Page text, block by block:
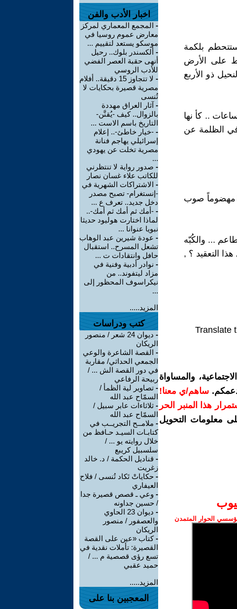
بلكمة
على الأرض
ذو الأربع
.. كأ نها
الظلمة عن
مهضوماً صوب
... والكُبّه
التعقيد ؟ ,
Translate
والمساواة
ساهم/ي معنا!
هذا المنبر الحر
معلومات التحويل
الحوار المتمدن
اخبار الأدب والفن
- المجمع المعماري لمركز
معارض عموم روسيا في
موسكو يستعد لتقييم ...
- ألكسندر بلوك.. رحيل
أنهى حقبة العصر الفضي
للأدب الروسي
-
لا تتجاوز 15 دقيقة.. أفلام
مصرية قصيرة بحكايات لا
تُنسى
- آثار العراق مهددة
بالزوال.. كيف -يُقنَّن-
التاريخ باسم الاست ...
- -خيار خاطئ-.. إعلام
إسرائيلي يهاجم فنانة
مصرية تخلت عن يهودي
...
- صدور رواية لا تنتظرني
للكاتب علاء غسان نصار
- الاشتراكات الشهرية في
-إنستغرام- تصبح مصدر
دخل جديد.. تعرف ع ...
- -أمك ثم أمك ثم أمك-..
لماذا اختارت هوليود حديثا
نبويا عنوانا ...
- عودة شيرين عبد الوهاب
تشعل المسرح.. استقبال
حافل وانتقادات ت ...
- نوادر أدبية وفنية في
مزاد ليتفوند.. من
نيكراسوف المحظور إلى
...
المزيد.....
كتب ودراسات
-
ديوان 24 شعر / منصور
الريكان
- القصة الشاعرة والوعي
الجمعي الحداثي/ مقاربة
في دور القصة الش ... /
ربيحة الرفاعي
- تصاوير لية الظمأ /
السمّاح عبد الله
- ثلاثاءات عابر سبيل /
السمّاح عبد الله
- ملامــح التجريــب في
كتابـات السيـد حـافظ من
خلال روايته يو ... /
سلسبيل كريبع
- قناديل الحكمة / د. خالد
زغريت
- حكاياتْ تَكاد تُنسى / فلاح
العيفاري
- وعي ـ قصص قصيرة جدا
/ حسين جداونه
-
ديوان 23 الحاوي
والعصفور / منصور
الريكان
-كتاب «عين على القصة
القصيرة: تأملات نقدية في
تسع رؤى قصصية م ... /
حميد عقبي
المزيد.....
المعجبين بنا على